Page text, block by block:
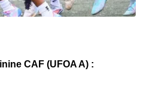
CAF (UFOA A) :